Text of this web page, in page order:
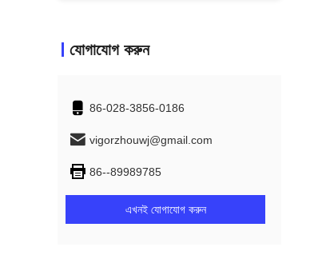
যোগাযোগ করুন
86-028-3856-0186
vigorzhouwj@gmail.com
86--89989785
এখনই যোগাযোগ করুন